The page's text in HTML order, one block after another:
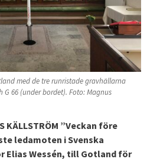
med de tre runristade gravhällarna
G 66 (under bordet). Foto: Magnus
KÄLLSTRÖM ”Veckan före
ledamoten i Svenska
Elias Wessén, till Gotland för